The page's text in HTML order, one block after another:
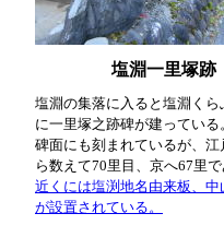
塩淵一里塚跡
塩淵の集落に入ると塩淵くら
に一里塚之跡碑が建っている
碑面にも刻まれているが、江
ら数えて70里目、京へ67里
近くには塩渕地名由来板、中
が設置されている。